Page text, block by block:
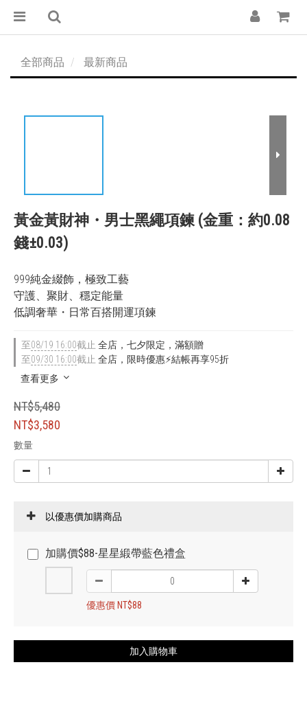
全部商品 最新商品
黃金黃財神・男士黑繩項鍊 (金重：約0.08
錢±0.03)
999純金綴飾，極致工藝
守護、聚財、穩定能量
低調奢華・日常百搭開運項鍊
至08/19 16:00截止 全店，七夕限定，滿額贈
至09/30 16:00截止 全店，限時優惠⚡結帳再享95折
查看更多
NT$5,480
NT$3,580
數量
以優惠價加購商品
加購價$88-星星緞帶藍色禮盒
優惠價 NT$88
加入購物車